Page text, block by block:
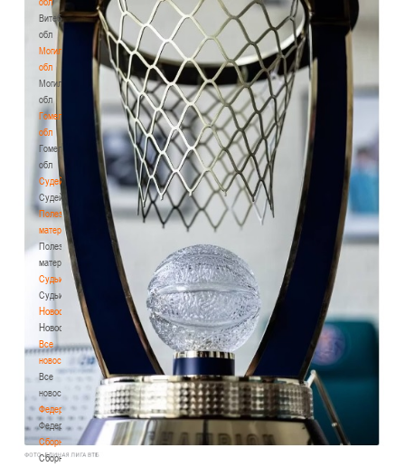
Витебская
обл
Могилевская
обл
Могилевская
обл
Гомельская
обл
Гомельская
обл
Судейство
Судейство
Полезные
материалы
Полезные
материалы
Судьи
Судьи
Новости
Новости
Все
новости
Все
новости
Федерация
Федерация
Сборные
Сборные